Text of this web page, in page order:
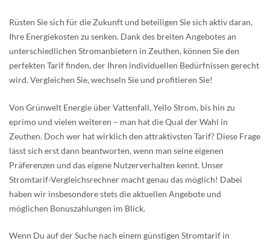
Rüsten Sie sich für die Zukunft und beteiligen Sie sich aktiv daran,
Ihre Energiekosten zu senken. Dank des breiten Angebotes an
unterschiedlichen Stromanbietern in Zeuthen, können Sie den
perfekten Tarif finden, der Ihren individuellen Bedürfnissen gerecht
wird. Vergleichen Sie, wechseln Sie und profitieren Sie!
Von Grünwelt Energie über Vattenfall, Yello Strom, bis hin zu
eprimo und vielen weiteren – man hat die Qual der Wahl in
Zeuthen. Doch wer hat wirklich den attraktivsten Tarif? Diese Frage
lässt sich erst dann beantworten, wenn man seine eigenen
Präferenzen und das eigene Nutzerverhalten kennt. Unser
Stromtarif-Vergleichsrechner macht genau das möglich! Dabei
haben wir insbesondere stets die aktuellen Angebote und
möglichen Bonuszahlungen im Blick.
Wenn Du auf der Suche nach einem günstigen Stromtarif in